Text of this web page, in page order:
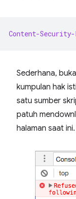
Content-
Sederhana,
kumpulan hak
satu sumber
patuh
halaman saat ini.